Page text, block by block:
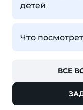
детей
Что
ВСЕ